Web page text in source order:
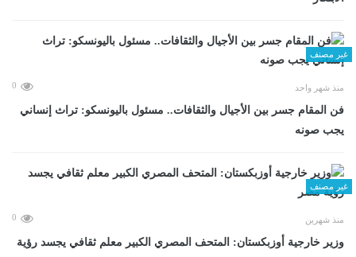
غير مصنف
منذ شهر واحد 0
فن المقام جسر بين الأجيال والثقافات.. مسئول باليونسكو: تراث إنساني
يجب صونه
غير مصنف
منذ شهرين 0
وزير خارجية أوزبكستان: المتحف المصري الكبير معلم ثقافي يجسد رؤية